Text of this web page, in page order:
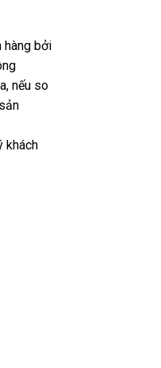
hàng bởi
nếu so
khách